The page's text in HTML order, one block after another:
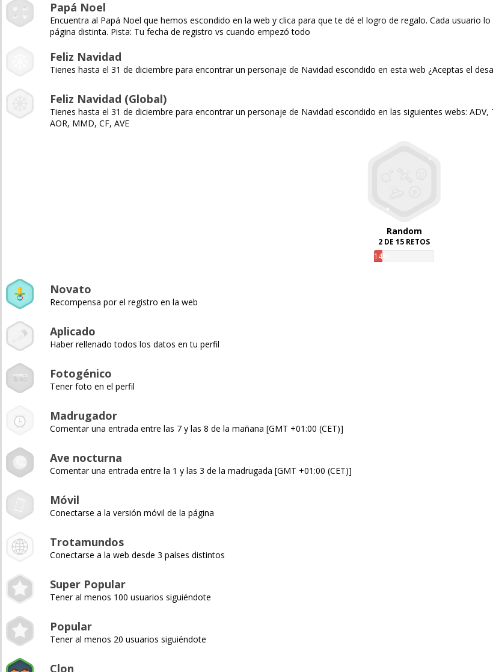
Papá Noel
Encuentra al Papá Noel que hemos escondido en la web y clica para que te dé el logro de regalo. Cada usuario
página distinta. Pista: Tu fecha de registro vs cuando empezó todo
Feliz Navidad
Tienes hasta el 31 de diciembre para encontrar un personaje de Navidad escondido en esta web ¿Aceptas el
Feliz Navidad (Global)
Tienes hasta el 31 de diciembre para encontrar un personaje de Navidad escondido en las siguientes webs: ADV,
AOR, MMD, CF, AVE
Random
2 DE 15 RETOS
14%
Novato
Recompensa por el registro en la web
Aplicado
Haber rellenado todos los datos en tu perfil
Fotogénico
Tener foto en el perfil
Madrugador
Comentar una entrada entre las 7 y las 8 de la mañana [GMT +01:00 (CET)]
Ave nocturna
Comentar una entrada entre la 1 y las 3 de la madrugada [GMT +01:00 (CET)]
Móvil
Conectarse a la versión móvil de la página
Trotamundos
Conectarse a la web desde 3 países distintos
Super Popular
Tener al menos 100 usuarios siguiéndote
Popular
Tener al menos 20 usuarios siguiéndote
Clon